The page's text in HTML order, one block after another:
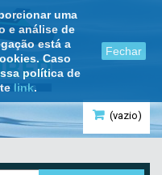
uma
e análise de
está a
Caso
política de
link.
Fechar
(vazio)